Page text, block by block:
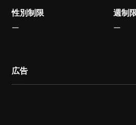
性別制限 週制
広告